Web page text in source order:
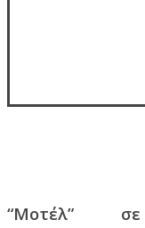
“Μοτέλ”